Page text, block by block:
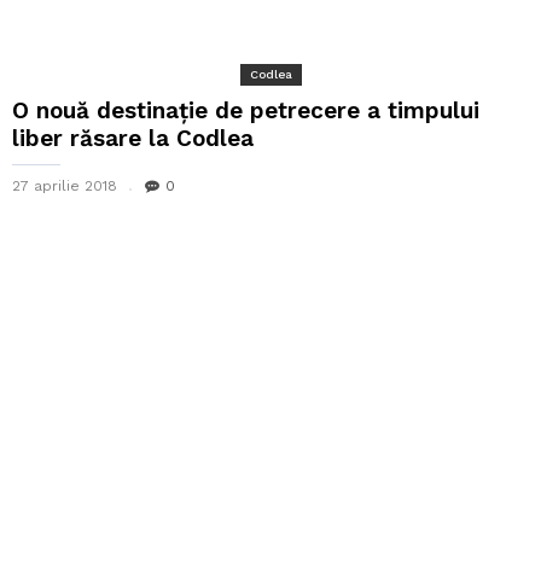
Codlea
O nouă destinație de petrecere a timpului
liber răsare la Codlea
27 aprilie 2018 0